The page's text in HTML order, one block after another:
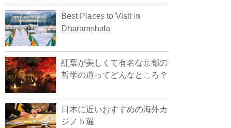
Best Places to Visit in
Dharamshala
紅葉が美しくて有名な京都の
哲学の道ってどんなところ？
日本に近いおすすめの海外カ
ジノ５選